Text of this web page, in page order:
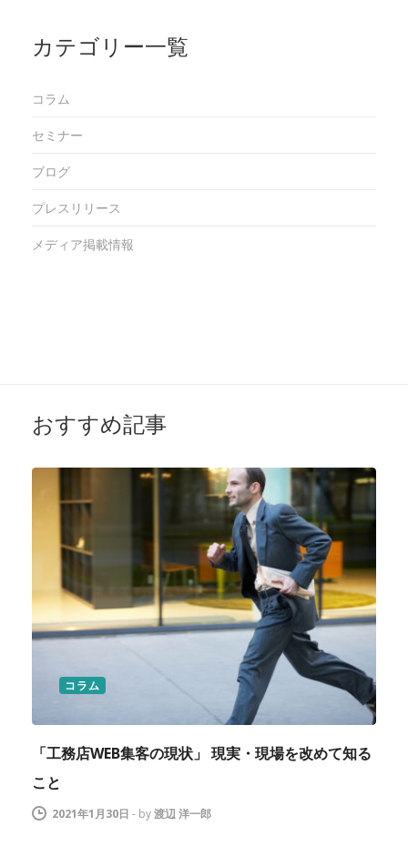
カテゴリー一覧
コラム
セミナー
ブログ
プレスリリース
メディア掲載情報
おすすめ記事
コラム
「工務店WEB集客の現状」 現実・現場を改めて知る
こと
2021年1月30日 - by渡辺 洋一郎